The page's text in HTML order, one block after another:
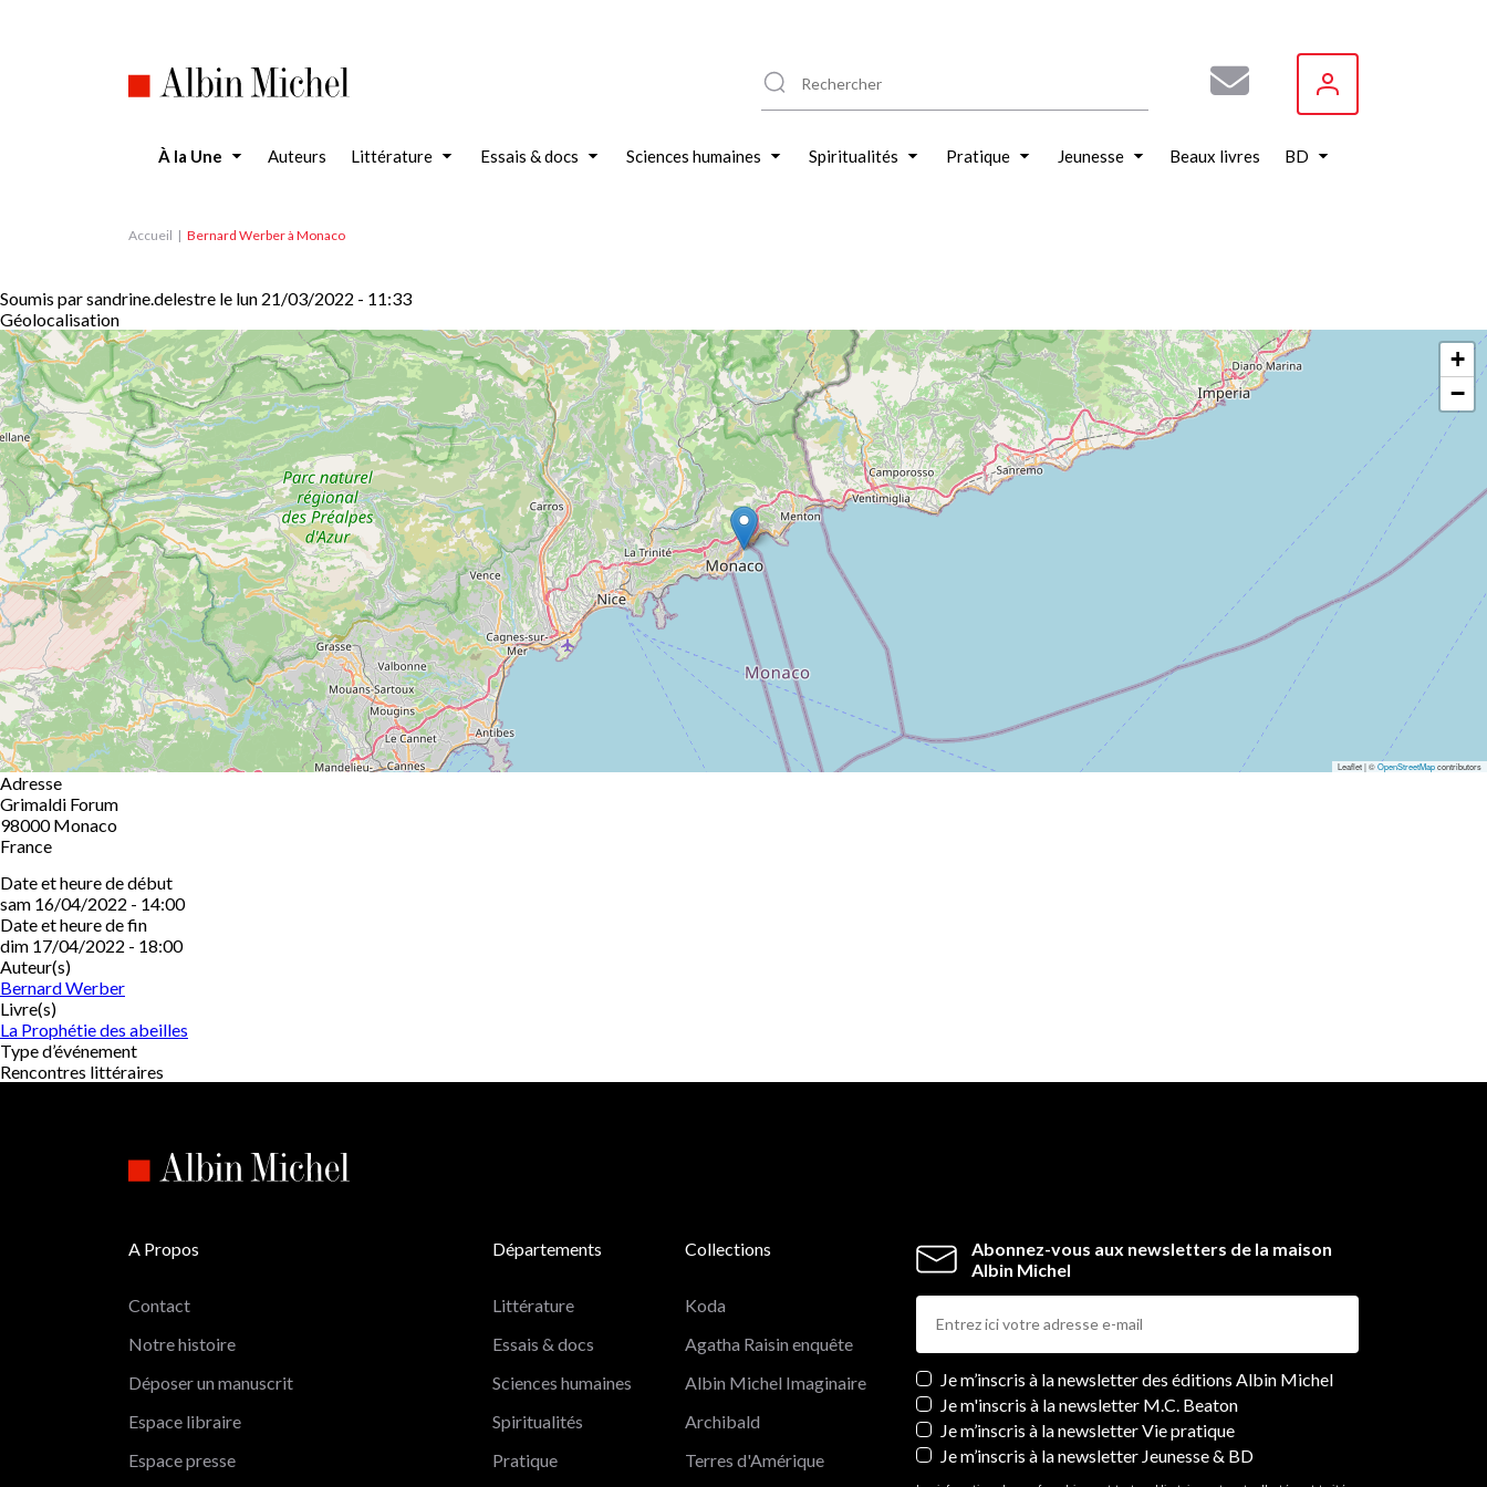
À la Une Auteurs Littérature Essais & docs Sciences humaines Spiritualités Pratique Jeunesse Beaux livres BD
Accueil Bernard Werber à Monaco
Soumis parsandrine.delestre le lun 21/03/2022 - 11:33
Géolocalisation
+
−
Leaflet | ©OpenStreetMapcontributors
Adresse
Grimaldi Forum
98000 Monaco
France
Date et heure de début
sam 16/04/2022 - 14:00
Date et heure de fin
dim 17/04/2022 - 18:00
Auteur(s)
Bernard Werber
Livre(s)
La Prophétie des abeilles
Type d’événement
Rencontres littéraires
Abonnez-vous aux newsletters de la maison
Albin Michel
Newsletters
Je m’inscris à la newsletter des éditions Albin Michel
Je m'inscris à la newsletter M.C. Beaton
Je m’inscris à la newsletter Vie pratique
Je m’inscris à la newsletter Jeunesse & BD
A Propos
Contact
Notre histoire
Déposer un manuscrit
Espace libraire
Espace presse
Départements
Littérature
Essais & docs
Sciences humaines
Spiritualités
Pratique
Collections
Koda
Agatha Raisin enquête
Albin Michel Imaginaire
Archibald
Terres d'Amérique